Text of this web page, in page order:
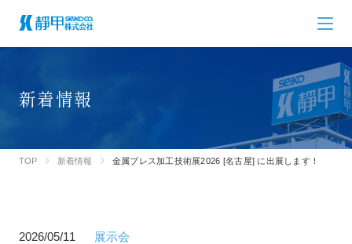
新着情報
TOP 新着情報 金属プレス加工技術展2026 [名古屋] に出展します！
2026/05/11 展示会